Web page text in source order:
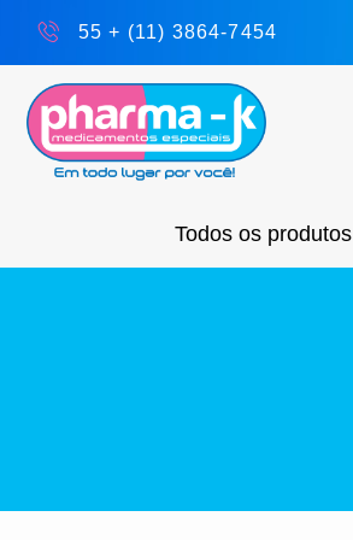
55 + (11) 3864-7454
Todos os produtos